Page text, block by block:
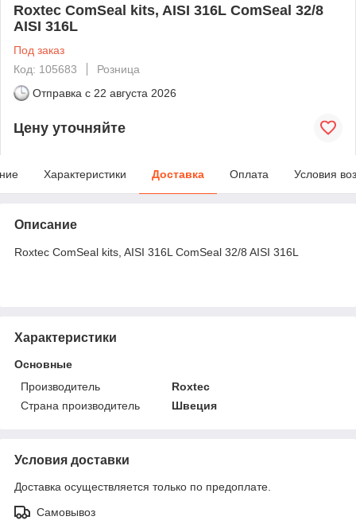
Roxtec ComSeal kits, AISI 316L ComSeal 32/8
AISI 316L
Под заказ
Код: 105683
Розница
Отправка с 22 августа 2026
Цену уточняйте
Характеристики Доставка Оплата Условия
Описание
Roxtec ComSeal kits, AISI 316L ComSeal 32/8 AISI 316L
Характеристики
Основные
Производитель
Roxtec
Страна производитель
Швеция
Условия доставки
Доставка осуществляется только по предоплате.
Самовывоз